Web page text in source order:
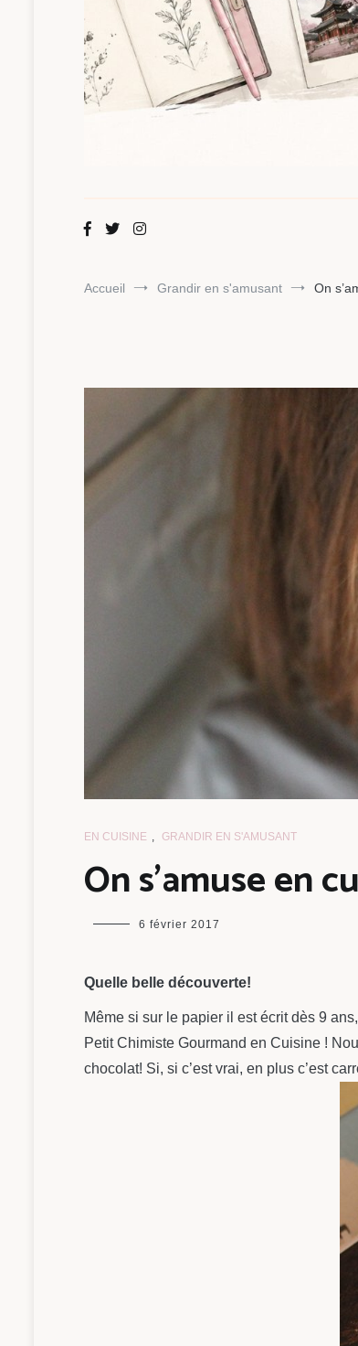
Maman Chou
Accueil Grandir en s'amusant On
EN CUISINE , GRANDIR EN S'AMUSANT
On s’amuse en
maman
6 février 2017
Quelle belle découverte!
Même si sur le papier il est écrit dès 9
Petit Chimiste Gourmand en Cuisine !
chocolat! Si, si c’est vrai, en plus c’est